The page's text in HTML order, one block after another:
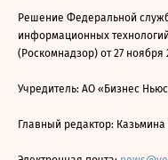
Решение Федеральной
информационных
(Роскомнадзор) от 27 ноября
Учредитель: АО «Бизнес
Главный редактор: